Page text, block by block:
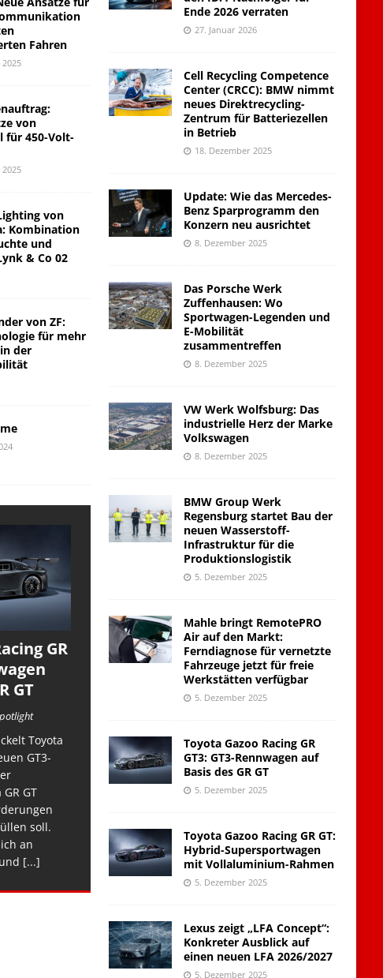
Fahren
von
für 450-Volt-
von
Kombination
und
& Co 02
von ZF:
für mehr
der
GR
GT
Toyota
GT3-
GT
soll.
an
[...]
Ende 2026 verraten
27. Januar 2026
Cell Recycling Competence
Center (CRCC): BMW nimmt
neues Direktrecycling-
Zentrum für Batteriezellen
in Betrieb
18. Dezember 2025
Update: Wie das Mercedes-
Benz Sparprogramm den
Konzern neu ausrichtet
8. Dezember 2025
Das Porsche Werk
Zuffenhausen: Wo
Sportwagen-Legenden und
E-Mobilität
zusammentreffen
8. Dezember 2025
VW Werk Wolfsburg: Das
industrielle Herz der Marke
Volkswagen
8. Dezember 2025
BMW Group Werk
Regensburg startet Bau der
neuen Wasserstoff-
Infrastruktur für die
Produktionslogistik
5. Dezember 2025
Mahle bringt RemotePRO
Air auf den Markt:
Ferndiagnose für vernetzte
Fahrzeuge jetzt für freie
Werkstätten verfügbar
5. Dezember 2025
Toyota Gazoo Racing GR
GT3: GT3-Rennwagen auf
Basis des GR GT
5. Dezember 2025
Toyota Gazoo Racing GR GT:
Hybrid-Supersportwagen
mit Vollaluminium-Rahmen
5. Dezember 2025
Lexus zeigt „LFA Concept“:
Konkreter Ausblick auf
einen neuen LFA 2026/2027
5. Dezember 2025